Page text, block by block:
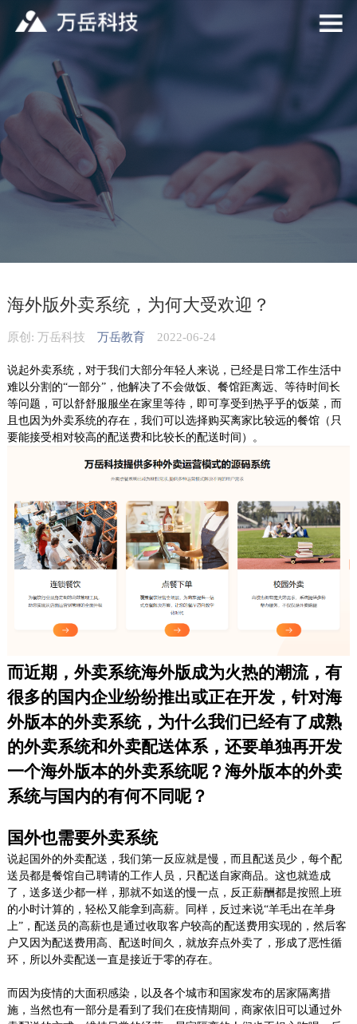
海外版外卖系统，为何大受欢迎？
原创: 万岳科技 万岳教育2022-06-24
说起外卖系统，对于我们大部分年轻人来说，已经是日常工作生活中
难以分割的“一部分”，他解决了不会做饭、餐馆距离远、等待时间长
等问题，可以舒舒服服坐在家里等待，即可享受到热乎乎的饭菜，而
且也因为外卖系统的存在，我们可以选择购买离家比较远的餐馆（只
要能接受相对较高的配送费和比较长的配送时间）。
而近期，外卖系统海外版成为火热的潮流，有
很多的国内企业纷纷推出或正在开发，针对海
外版本的外卖系统，为什么我们已经有了成熟
的外卖系统和外卖配送体系，还要单独再开发
一个海外版本的外卖系统呢？海外版本的外卖
系统与国内的有何不同呢？
国外也需要外卖系统
说起国外的外卖配送，我们第一反应就是慢，而且配送员少，每个配
送员都是餐馆自己聘请的工作人员，只配送自家商品。这也就造成
了，送多送少都一样，那就不如送的慢一点，反正薪酬都是按照上班
的小时计算的，轻松又能拿到高薪。同样，反过来说“羊毛出在羊身
上”，配送员的高薪也是通过收取客户较高的配送费用实现的，然后客
户又因为配送费用高、配送时间久，就放弃点外卖了，形成了恶性循
环，所以外卖配送一直是接近于零的存在。
而因为疫情的大面积感染，以及各个城市和国家发布的居家隔离措
施，当然也有一部分是看到了我们在疫情期间，商家依旧可以通过外